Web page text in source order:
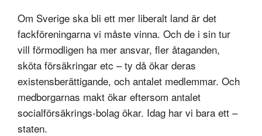
Om Sverige ska bli ett mer liberalt land är det
fackföreningarna vi måste vinna. Och de i sin tur
vill förmodligen ha mer ansvar, fler åtaganden,
sköta försäkringar etc – ty då ökar deras
existensberättigande, och antalet medlemmar. Och
medborgarnas makt ökar eftersom antalet
socialförsäkrings-bolag ökar. Idag har vi bara ett –
staten.